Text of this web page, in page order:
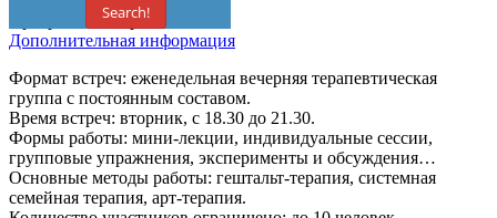
Search!
Программа завершена
Дополнительная информация
Формат встреч: еженедельная вечерняя терапевтическая
группа с постоянным составом.
Время встреч: вторник, с 18.30 до 21.30.
Формы работы: мини-лекции, индивидуальные сессии,
групповые упражнения, эксперименты и обсуждения…
Основные методы работы: гештальт-терапия, системная
семейная терапия, арт-терапия.